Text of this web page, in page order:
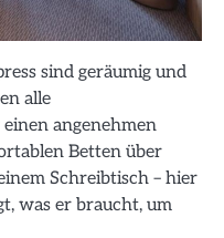
sind geräumig und
alle
angenehmen
Betten über
Schreibtisch – hier
was er braucht, um